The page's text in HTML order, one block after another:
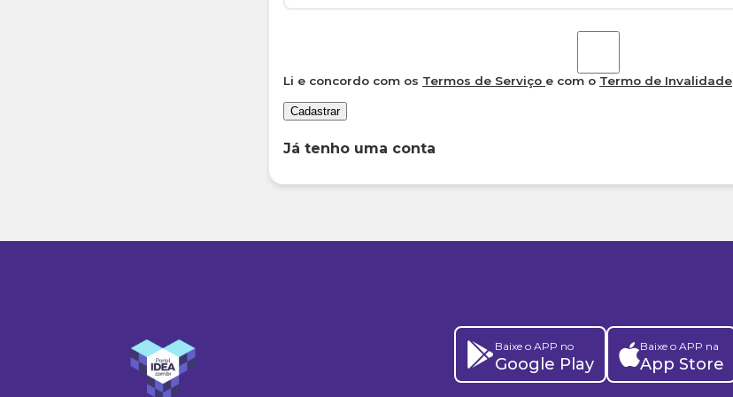
Li e concordo com os Termos de Serviço e com o Termo de Invalidade
Cadastrar
Já tenho uma conta
Baixe o APP no
Google Play
Baixe o APP na
App Store